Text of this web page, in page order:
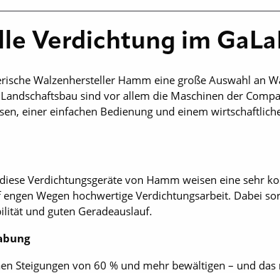
Verdichtung im
Walzenhersteller Hamm eine große Auswahl an
sind vor allem die Maschinen der
einer einfachen Bedienung und einem
Verdichtungsgeräte von Hamm weisen eine sehr
Wegen hochwertige Verdichtungsarbeit. Dabei
und guten Geradeauslauf.
Steigungen von 60 % und mehr bewältigen – und